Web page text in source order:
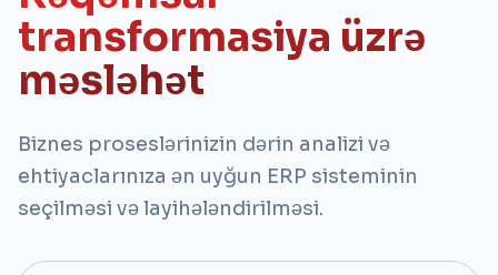
transformasiya üzrə
məsləhət
Biznes proseslərinizin dərin analizi və
ehtiyaclarınıza ən uyğun ERP sisteminin
seçilməsi və layihələndirilməsi.